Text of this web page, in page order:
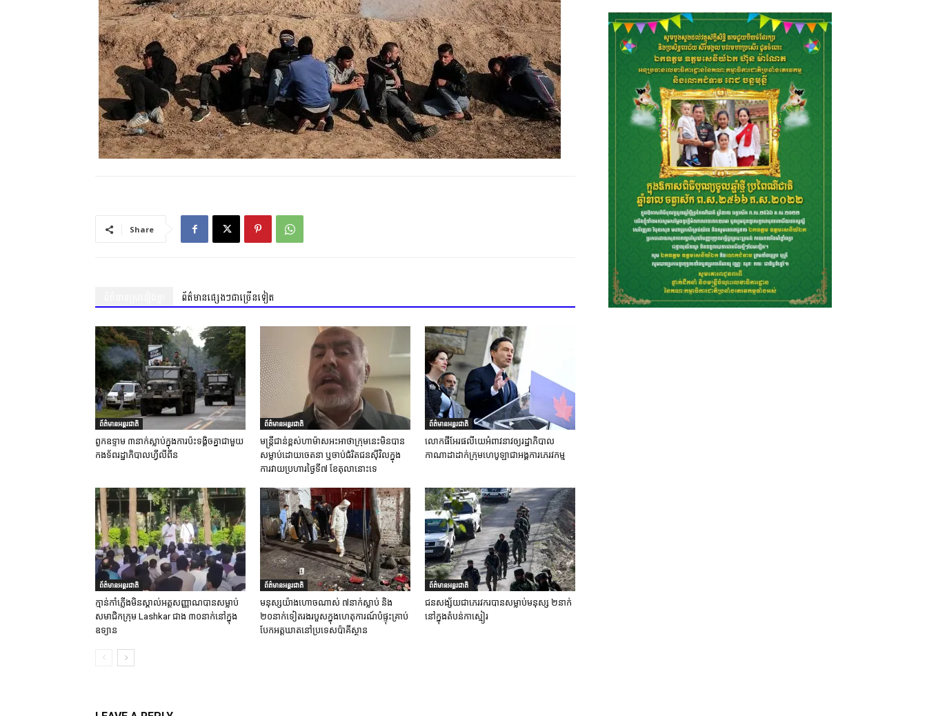
Share
ព័ត៌មានផ្សេងៗជាច្រើនទៀត
ព័ត៌មានអន្តរជាតិ
ពួកឧទ្ទាម ៣នាក់ស្លាប់ក្នុងការប៉ះទង្គិចគ្នាជាមួយ
កងទ័ពរដ្ឋាភិបាលហ្វីលីពីន
ព័ត៌មានអន្តរជាតិ
មន្ត្រីជាន់ខ្ពស់ហាម៉ាសអះអាថាក្រុមនេះមិនបាន
សម្លាប់ដោយចេតនា ឬចាប់ជំរិតជនស៊ីវិលក្នុង
ការវាយប្រហារថ្ងៃទី៧ ខែតុលានោះទេ
ព័ត៌មានអន្តរជាតិ
លោកផីអែរផលីយេអំពាវនាវឲ្យរដ្ឋាភិបាល
កាណាដាដាក់ក្រុមហេបូឡាជាអង្គការភេរវកម្ម
ព័ត៌មានអន្តរជាតិ
ក្មាន់កាំភ្លើងមិនស្គាល់អត្តសញ្ញាណបានសម្លាប់
សមាជិកក្រុម Lashkar ជាង ៣០នាក់នៅក្នុង
ឧទ្យាន
ព័ត៌មានអន្តរជាតិ
មនុស្សយ៉ាងហោចណាស់ ៧នាក់ស្លាប់ និង
២០នាក់ទៀតរងរបួសក្នុងហេតុការណ៍បំផ្ទុះគ្រាប់
បែកអត្តឃាតនៅប្រទេសប៉ាគីស្ថាន
ព័ត៌មានអន្តរជាតិ
ជនសង្ស័យជាភេរវករបានសម្លាប់មនុស្ស ២នាក់
នៅក្នុងតំបន់កាស្មៀរ